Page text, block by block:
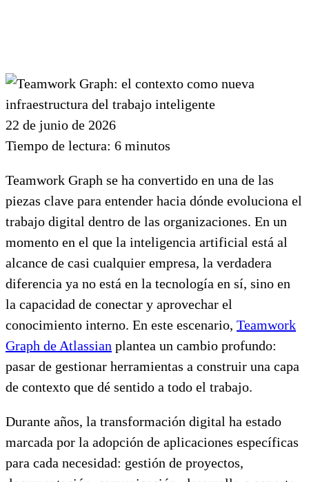
22 de junio de 2026
Tiempo de lectura: 6 minutos
Teamwork Graph se ha convertido en una de las
piezas clave para entender hacia dónde evoluciona el
trabajo digital dentro de las organizaciones. En un
momento en el que la inteligencia artificial está al
alcance de casi cualquier empresa, la verdadera
diferencia ya no está en la tecnología en sí, sino en
la capacidad de conectar y aprovechar el
conocimiento interno. En este escenario, Teamwork
Graph de Atlassian plantea un cambio profundo:
pasar de gestionar herramientas a construir una capa
de contexto que dé sentido a todo el trabajo.
Durante años, la transformación digital ha estado
marcada por la adopción de aplicaciones específicas
para cada necesidad: gestión de proyectos,